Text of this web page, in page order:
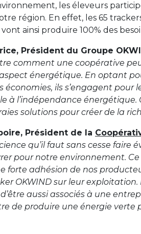
les éleveurs
région. En effet, les 65
ainsi produire 100% des
Président du Groupe
comment une coopérative
énergétique. En optant
économies, ils s’engagent
à l’indépendance énergétique.
solutions pour créer de la
Président de la
qu’il faut sans cesse faire
pour notre environnement.
forte adhésion de nos
OKWIND sur leur
aussi associés à une
de produire une énergie verte